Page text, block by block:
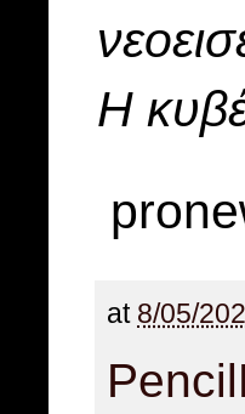
Η
at 8/05/
Pencil